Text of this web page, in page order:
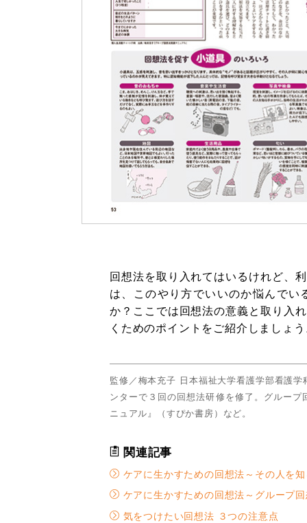
回想法を取り入れてはいるけれど、
は、このやり方でいいのか悩んで
か？ここでは回想法の意義と取り入
くためのポイントをご紹介しましょ
監修／梅本充子 日本福祉大学看護学部看護
ンターで３回の回想法研修を修了。グルー
ニュアル』（すぴか書房）など。
関連記事
ケアに生かすための回想法～その人を
ケアに生かすための回想法～グループ
気をつけたい回想法 ３つの注意点